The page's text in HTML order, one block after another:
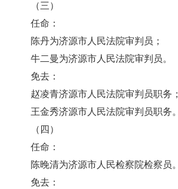
（三）
任命：
陈丹为济源市人民法院审判员；
牛二曼为济源市人民法院审判员。
免去：
赵凌青济源市人民法院审判员职务；
王金秀济源市人民法院审判员职务。
（四）
任命：
陈晚清为济源市人民检察院检察员。
免去：